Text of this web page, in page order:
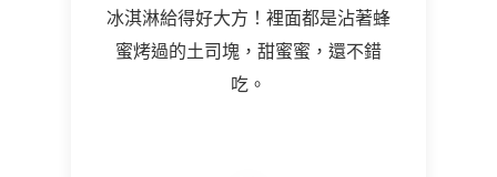
冰淇淋給得好大方！裡面都是沾著蜂
蜜烤過的土司塊，甜蜜蜜，還不錯
吃。